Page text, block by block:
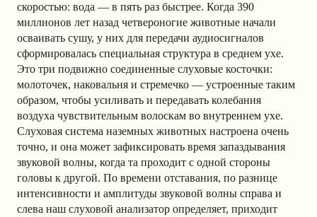
скоростью: вода — в пять раз быстрее. Когда 390
миллионов лет назад четвероногие животные начали
осваивать сушу, у них для передачи аудиосигналов
сформировалась специальная структура в среднем ухе.
Это три подвижно соединенные слуховые косточки:
молоточек, наковальня и стремечко — устроенные таким
образом, чтобы усиливать и передавать колебания
воздуха чувствительным волоскам во внутреннем ухе.
Слуховая система наземных животных настроена очень
точно, и она может зафиксировать время запаздывания
звуковой волны, когда та проходит с одной стороны
головы к другой. По времени отставания, по разнице
интенсивности и амплитуды звуковой волны справа и
слева наш слуховой анализатор определяет, приходит